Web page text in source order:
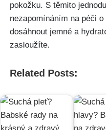
‌pokožku. S těmito
nezapomínáním na péči
dosáhnout jemné⁢ a
zasloužíte.
Related Posts: